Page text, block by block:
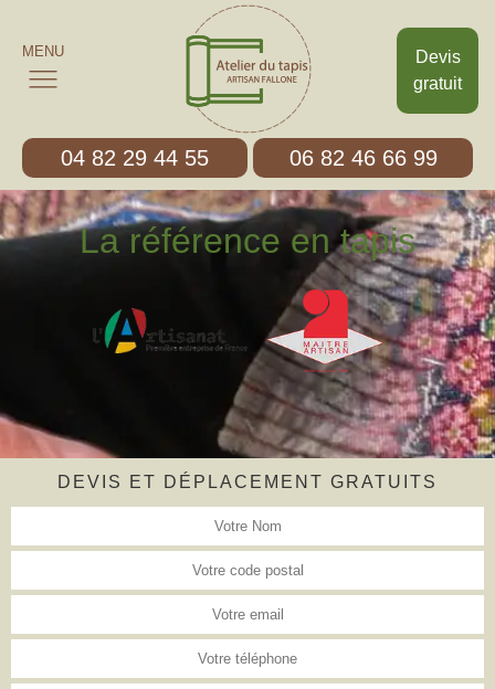
Devis
gratuit
MENU
04 82 29 44 55 06 82 46 66 99
La référence en tapis
DEVIS ET DÉPLACEMENT GRATUITS